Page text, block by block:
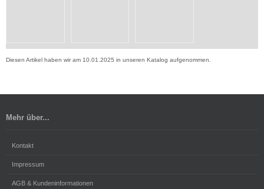
Diesen Artikel haben wir am 10.01.2025 in unseren Katalog aufgenommen.
Mehr über...
Kontakt
Impressum
AGB & Kundeninformationen